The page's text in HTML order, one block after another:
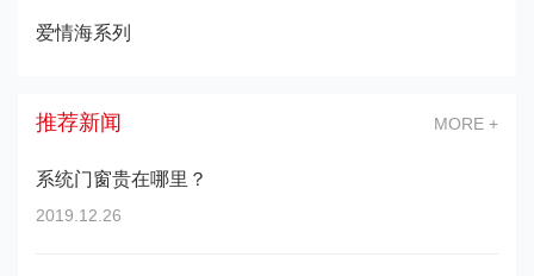
爱情海系列
推荐新闻 MORE +
系统门窗贵在哪里？
2019.12.26